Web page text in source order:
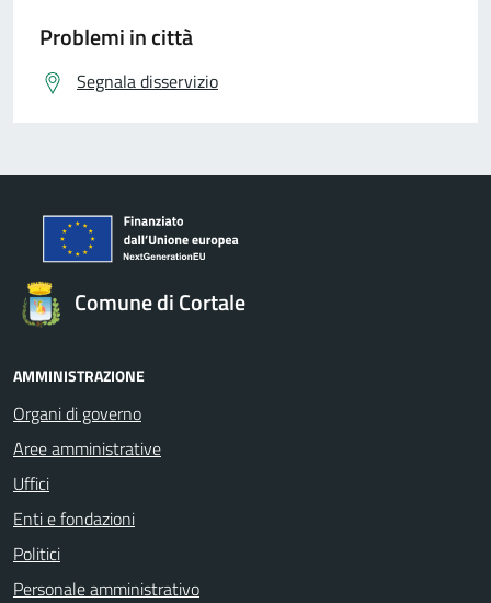
Problemi in città
Segnala disservizio
Comune di Cortale
AMMINISTRAZIONE
Organi di governo
Aree amministrative
Uffici
Enti e fondazioni
Politici
Personale amministrativo